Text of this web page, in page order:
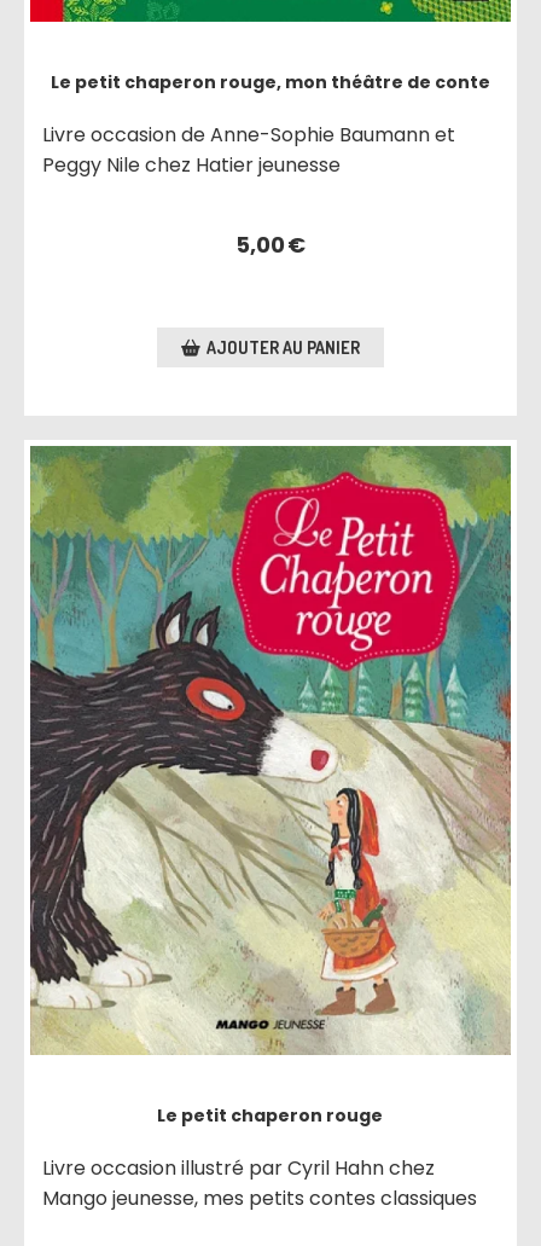
Le petit chaperon rouge, mon théâtre de conte
Livre occasion de Anne-Sophie Baumann et
Peggy Nile chez Hatier jeunesse
5,00€
AJOUTER AU PANIER
Le petit chaperon rouge
Livre occasion illustré par Cyril Hahn chez
Mango jeunesse, mes petits contes classiques